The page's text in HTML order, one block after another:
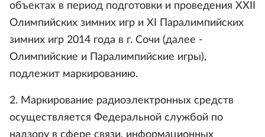
объектах в период подготовки и проведения XXII
Олимпийских зимних игр и XI Паралимпийских
зимних игр 2014 года в г. Сочи (далее -
Олимпийские и Паралимпийские игры),
подлежит маркированию.
2. Маркирование радиоэлектронных средств
осуществляется Федеральной службой по
надзору в сфере связи, информационных